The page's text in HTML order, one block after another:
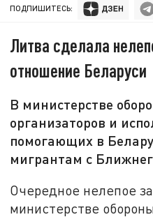
ПОДПИШИТЕСЬ:
Литва сделала
отношение Беларуси
В министерстве
организаторов и
помогающих в
мигрантам с
Очередное нелепое
министерстве